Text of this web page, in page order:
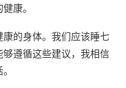
康。
的身体。我们应该睡七
遵循这些建议，我相信